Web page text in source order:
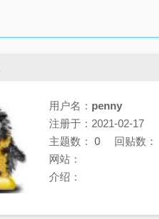
用户名： penny
注册于：2021-02-17
主题数： 0 回贴数：
网站：
介绍：